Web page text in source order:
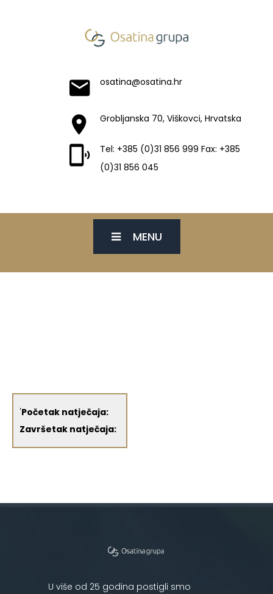
osatina@osatina.hr
Grobljanska 70, Viškovci, Hrvatska
Tel: +385 (0)31 856 999 Fax: +385
(0)31 856 045
MENU
'Početak natječaja:
Završetak natječaja:
U više od 25 godina postigli smo